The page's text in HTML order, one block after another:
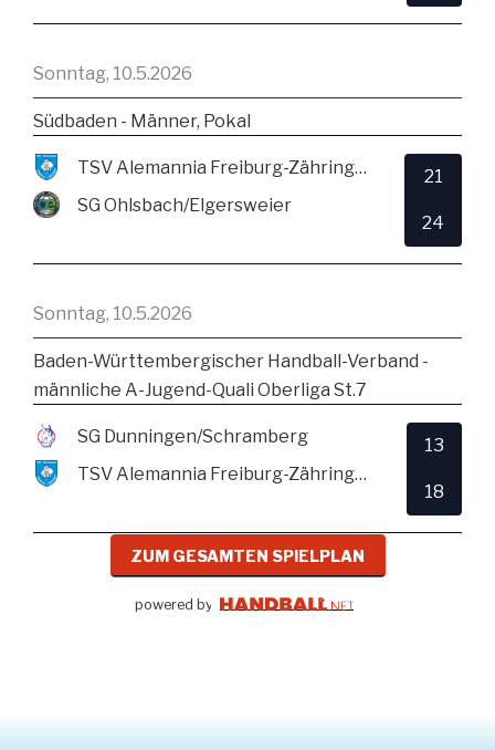
Sonntag, 10.5.2026
Südbaden - Männer, Pokal
TSV Alemannia Freiburg-Zähringen
SG Ohlsbach/Elgersweier
21
24
Sonntag, 10.5.2026
Baden-Württembergischer Handball-Verband -
männliche A-Jugend-Quali Oberliga St.7
SG Dunningen/Schramberg
TSV Alemannia Freiburg-Zähringen
13
18
ZUM GESAMTEN SPIELPLAN
powered by